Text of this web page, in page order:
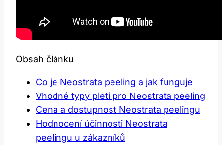
Obsah článku
Co je Neostrata⁢ peeling ‍a jak funguje
Vhodné typy pleti ‌pro Neostrata peeling
Cena a‍ dostupnost ⁤Neostrata ​peelingu
Hodnocení účinnosti⁣ Neostrata
peelingu u zákazníků